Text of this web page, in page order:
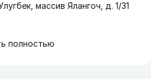
массив Ялангоч, д. 1/31
полностью